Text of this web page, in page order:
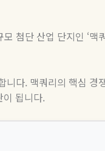
첨단 산업 단지인 ‘맥
니다. 맥쿼리의 핵심 경
이 됩니다.